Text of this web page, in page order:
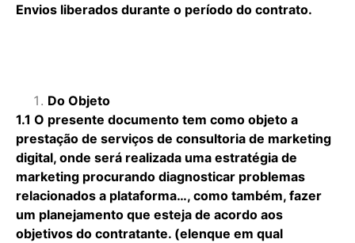
Envios liberados durante o período do contrato.
Do Objeto
1.1 O presente documento tem como objeto a
prestação de serviços de consultoria de marketing
digital, onde será realizada uma estratégia de
marketing procurando diagnosticar problemas
relacionados a plataforma…, como também, fazer
um planejamento que esteja de acordo aos
objetivos do contratante. (elenque em qual